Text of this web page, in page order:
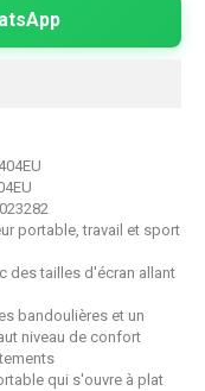
portable, travail et sport
des tailles d'écran allant
bandoulières et un
niveau de confort
qui s'ouvre à plat